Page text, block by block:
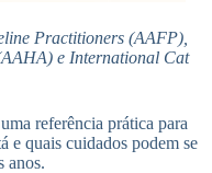
Practitioners (AAFP),
e International Cat
referência prática para
e quais cuidados podem se
anos.